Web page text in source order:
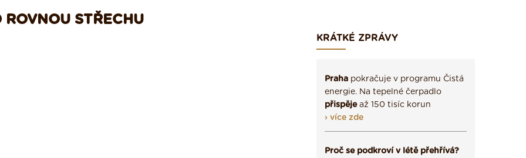
STŘECHU
KRÁTKÉ ZPRÁVY
Praha pokračuje v programu Čistá
energie. Na tepelné čerpadlo
přispějeaž 150 tisíc korun
› více zde
Proč se podkroví v létě přehřívá?